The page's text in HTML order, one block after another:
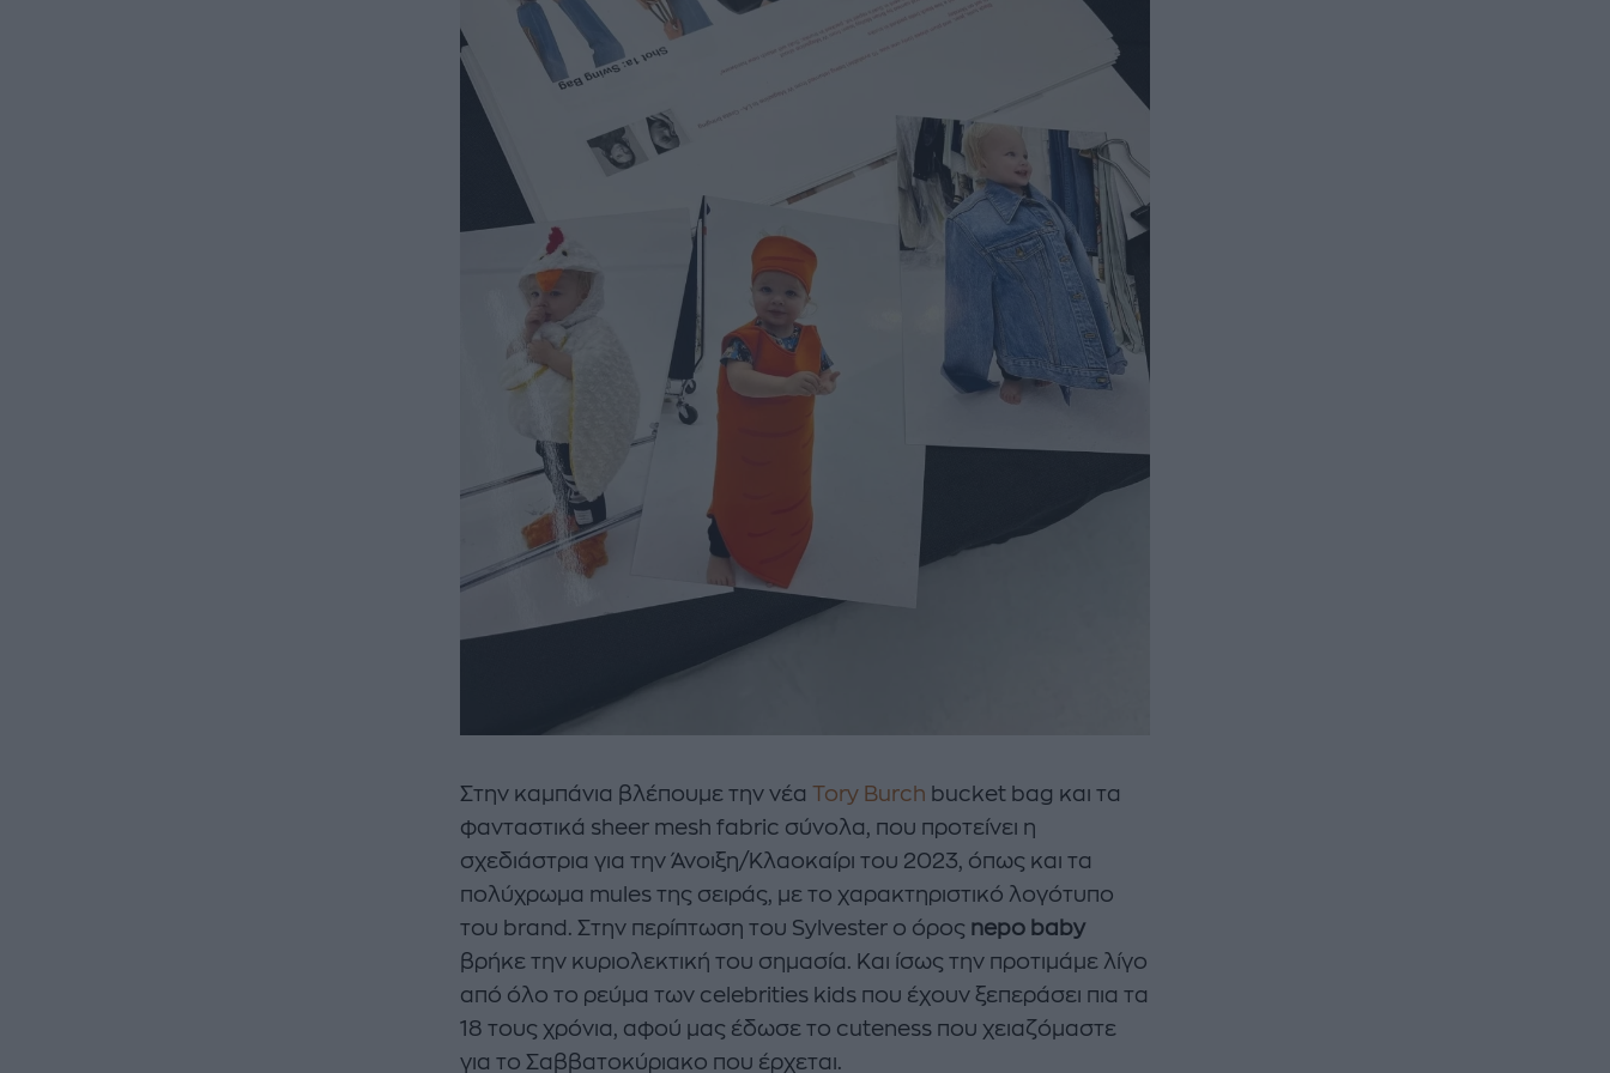
Στην καμπάνια βλέπουμε την νέα Tory Burch bucket bag και τα
φανταστικά sheer mesh fabric σύνολα, που προτείνει η
σχεδιάστρια για την Άνοιξη/Κλαοκαίρι του 2023, όπως και τα
πολύχρωμα mules της σειράς, με το χαρακτηριστικό λογότυπο
του brand. Στην περίπτωση του Sylvester ο όρος nepo baby
βρήκε την κυριολεκτική του σημασία. Και ίσως την προτιμάμε λίγο
από όλο το ρεύμα των celebrities kids που έχουν ξεπεράσει πια τα
18 τους χρόνια, αφού μας έδωσε το cuteness που χειαζόμαστε
για το Σαββατοκύριακο που έρχεται.